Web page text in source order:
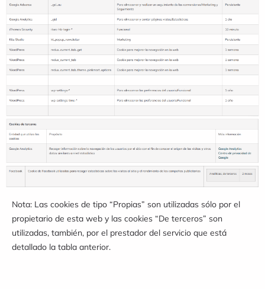
Nota: Las cookies de tipo “Propias” son utilizadas sólo por el
propietario de esta web y las cookies “De terceros” son
utilizadas, también, por el prestador del servicio que está
detallado la tabla anterior.